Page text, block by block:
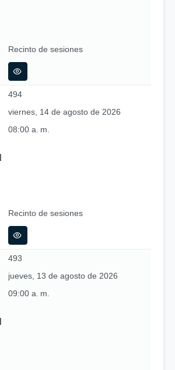
Recinto de sesiones
494
viernes, 14 de agosto de 2026
08:00 a. m.
Recinto de sesiones
493
jueves, 13 de agosto de 2026
09:00 a. m.